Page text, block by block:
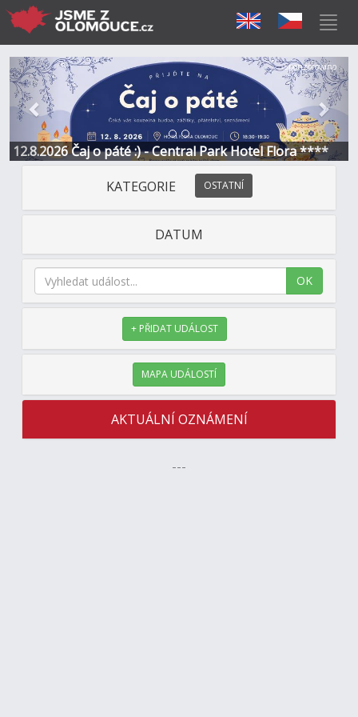
12.8.2026 Čaj o páté :) - Central Park Hotel Flora ****
Předchozí Další
Sponzorováno
KATEGORIE OSTATNÍ
DATUM
OK
+ PŘIDAT UDÁLOST
MAPA UDÁLOSTÍ
AKTUÁLNÍ OZNÁMENÍ
---